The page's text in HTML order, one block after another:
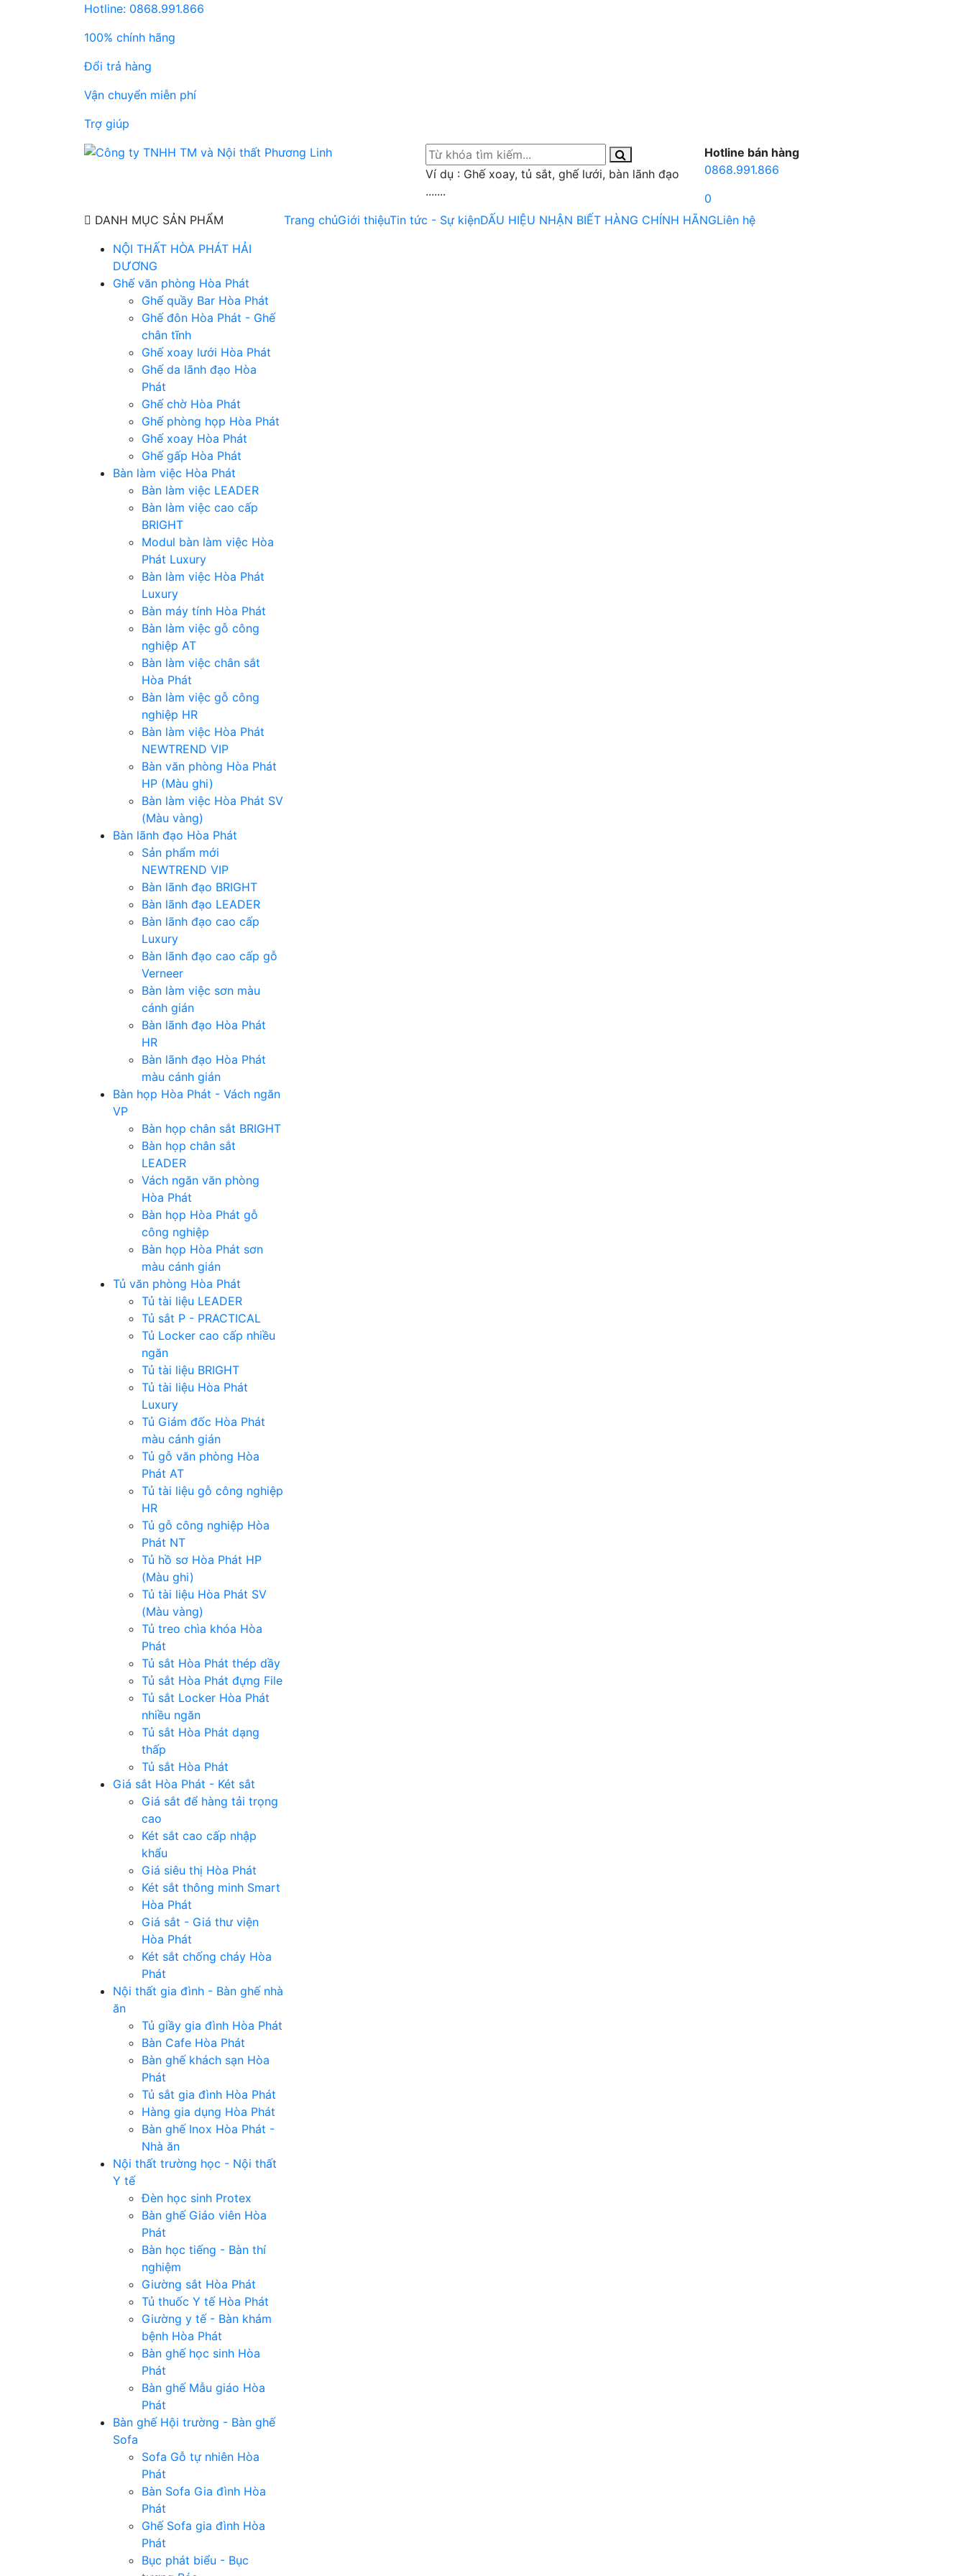
Hotline: 0868.991.866
100% chính hãng
Đổi trả hàng
Vận chuyển miễn phí
Trợ giúp
Ví dụ : Ghế xoay, tủ sắt, ghế lưới, bàn lãnh đạo
.......
Hotline bán hàng
0868.991.866
0
DANH MỤC SẢN PHẨM
NỘI THẤT HÒA PHÁT HẢI
DƯƠNG
Ghế văn phòng Hòa Phát
Ghế quầy Bar Hòa Phát
Ghế đôn Hòa Phát - Ghế
chân tĩnh
Ghế xoay lưới Hòa Phát
Ghế da lãnh đạo Hòa
Phát
Ghế chờ Hòa Phát
Ghế phòng họp Hòa Phát
Ghế xoay Hòa Phát
Ghế gấp Hòa Phát
Bàn làm việc Hòa Phát
Bàn làm việc LEADER
Bàn làm việc cao cấp
BRIGHT
Modul bàn làm việc Hòa
Phát Luxury
Bàn làm việc Hòa Phát
Luxury
Bàn máy tính Hòa Phát
Bàn làm việc gỗ công
nghiệp AT
Bàn làm việc chân sắt
Hòa Phát
Bàn làm việc gỗ công
nghiệp HR
Bàn làm việc Hòa Phát
NEWTREND VIP
Bàn văn phòng Hòa Phát
HP (Màu ghi)
Bàn làm việc Hòa Phát SV
(Màu vàng)
Bàn lãnh đạo Hòa Phát
Sản phẩm mới
NEWTREND VIP
Bàn lãnh đạo BRIGHT
Bàn lãnh đạo LEADER
Bàn lãnh đạo cao cấp
Luxury
Bàn lãnh đạo cao cấp gỗ
Verneer
Bàn làm việc sơn màu
cánh gián
Bàn lãnh đạo Hòa Phát
HR
Bàn lãnh đạo Hòa Phát
màu cánh gián
Bàn họp Hòa Phát - Vách ngăn
VP
Bàn họp chân sắt BRIGHT
Bàn họp chân sắt
LEADER
Vách ngăn văn phòng
Hòa Phát
Bàn họp Hòa Phát gỗ
công nghiệp
Bàn họp Hòa Phát sơn
màu cánh gián
Tủ văn phòng Hòa Phát
Tủ tài liệu LEADER
Tủ sắt P - PRACTICAL
Tủ Locker cao cấp nhiều
ngăn
Tủ tài liệu BRIGHT
Tủ tài liệu Hòa Phát
Luxury
Tủ Giám đốc Hòa Phát
màu cánh gián
Tủ gỗ văn phòng Hòa
Phát AT
Tủ tài liệu gỗ công nghiệp
HR
Tủ gỗ công nghiệp Hòa
Phát NT
Tủ hồ sơ Hòa Phát HP
(Màu ghi)
Tủ tài liệu Hòa Phát SV
(Màu vàng)
Tủ treo chìa khóa Hòa
Phát
Tủ sắt Hòa Phát thép dầy
Tủ sắt Hòa Phát đựng File
Tủ sắt Locker Hòa Phát
nhiều ngăn
Tủ sắt Hòa Phát dạng
thấp
Tủ sắt Hòa Phát
Giá sắt Hòa Phát - Két sắt
Giá sắt để hàng tải trọng
cao
Két sắt cao cấp nhập
khẩu
Giá siêu thị Hòa Phát
Két sắt thông minh Smart
Hòa Phát
Giá sắt - Giá thư viện
Hòa Phát
Két sắt chống cháy Hòa
Phát
Nội thất gia đình - Bàn ghế nhà
ăn
Tủ giầy gia đình Hòa Phát
Bàn Cafe Hòa Phát
Bàn ghế khách sạn Hòa
Phát
Tủ sắt gia đình Hòa Phát
Hàng gia dụng Hòa Phát
Bàn ghế Inox Hòa Phát -
Nhà ăn
Nội thất trường học - Nội thất
Y tế
Đèn học sinh Protex
Bàn ghế Giáo viên Hòa
Phát
Bàn học tiếng - Bàn thí
nghiệm
Giường sắt Hòa Phát
Tủ thuốc Y tế Hòa Phát
Giường y tế - Bàn khám
bệnh Hòa Phát
Bàn ghế học sinh Hòa
Phát
Bàn ghế Mẫu giáo Hòa
Phát
Bàn ghế Hội trường - Bàn ghế
Sofa
Sofa Gỗ tự nhiên Hòa
Phát
Bàn Sofa Gia đình Hòa
Phát
Ghế Sofa gia đình Hòa
Phát
Bục phát biểu - Bục
Trang chủGiới thiệuTin tức - Sự kiệnDẤU HIỆU NHẬN BIẾT HÀNG CHÍNH HÃNGLiên hệ